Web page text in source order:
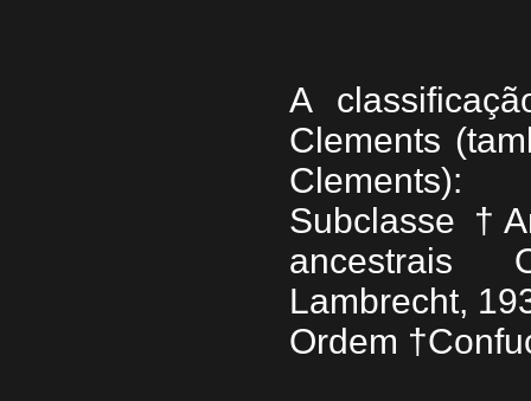
A
Clements
Clements):
Subclasse
ancestrais
Lambrecht,
Ordem